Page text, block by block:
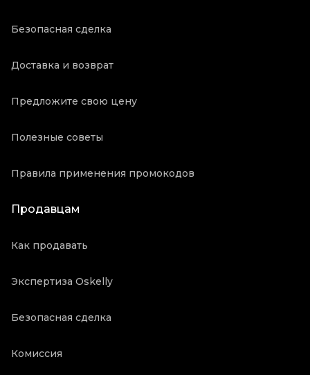
Безопасная сделка
Доставка и возврат
Предложите свою цену
Полезные советы
Правила применения промокодов
Продавцам
Как продавать
Экспертиза Oskelly
Безопасная сделка
Комиссия